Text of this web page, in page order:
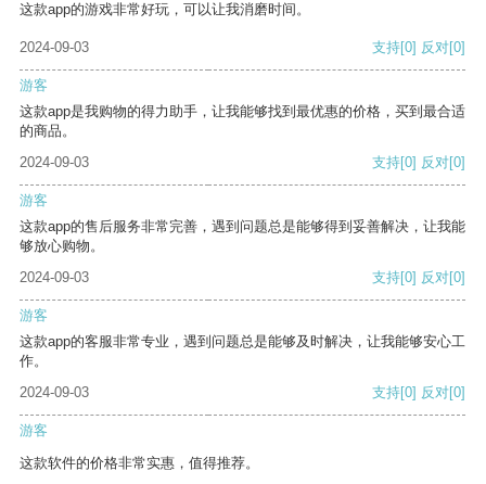
这款app的游戏非常好玩，可以让我消磨时间。
2024-09-03 支持[0] 反对[0]
游客
这款app是我购物的得力助手，让我能够找到最优惠的价格，买到最合适
的商品。
2024-09-03
支持[0] 反对[0]
游客
这款app的售后服务非常完善，遇到问题总是能够得到妥善解决，让我能
够放心购物。
2024-09-03
支持[0] 反对[0]
游客
这款app的客服非常专业，遇到问题总是能够及时解决，让我能够安心工
作。
2024-09-03
支持[0] 反对[0]
游客
这款软件的价格非常实惠，值得推荐。